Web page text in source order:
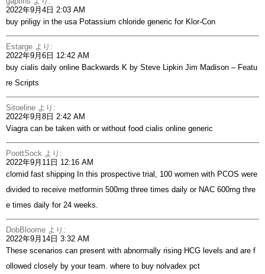
2022年9月4日 2:03 AM
buy priligy in the usaPotassium chloride generic for Klor-Con
Estarge より:
2022年9月6日 12:42 AM
buy cialis daily online Backwards K by Steve Lipkin Jim Madison – Featu
re Scripts
Sitoeline より:
2022年9月8日 2:42 AM
Viagra can be taken with or without food cialis online generic
PoottSock より:
2022年9月11日 12:16 AM
clomid fast shipping In this prospective trial, 100 women with PCOS were
divided to receive metformin 500mg three times daily or NAC 600mg thre
e times daily for 24 weeks.
DobBloome より:
2022年9月14日 3:32 AM
These scenarios can present with abnormally rising HCG levels and are f
ollowed closely by your team. where to buy nolvadex pct